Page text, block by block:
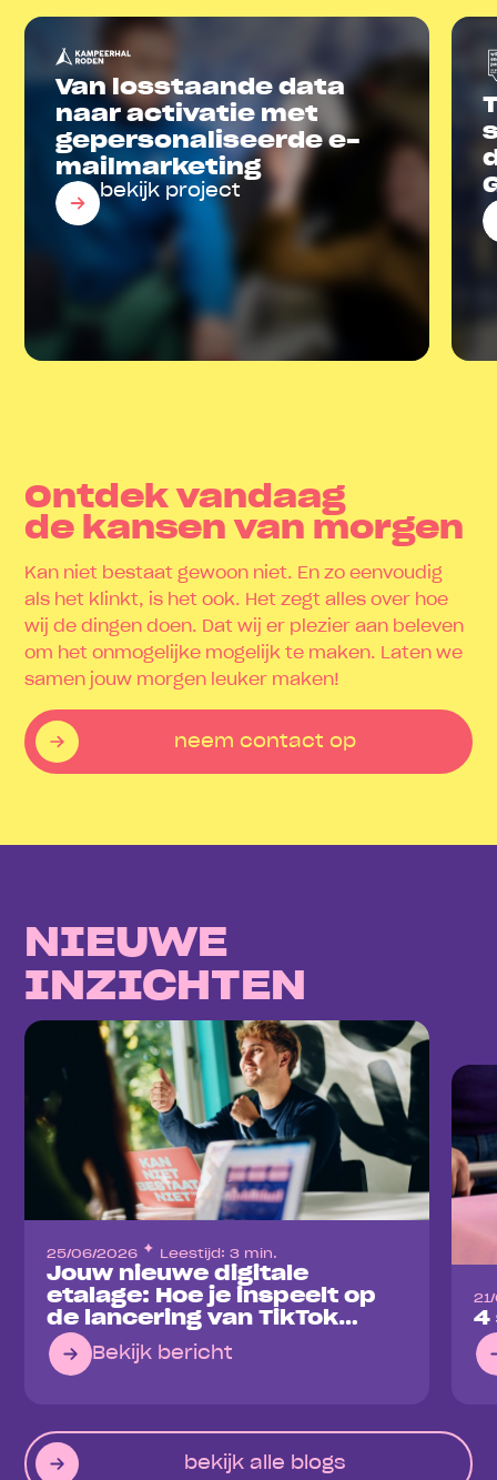
Van losstaande data
naar activatie met
gepersonali­seerde e-
mailmarketing
bekijk project
Ontdek vandaag
de kansen van morgen
Kan niet bestaat gewoon niet. En zo eenvoudig
als het klinkt, is het ook. Het zegt alles over hoe
wij de dingen doen. Dat wij er plezier aan beleven
om het onmogelijke mogelijk te maken. Laten we
samen jouw morgen leuker maken!
neem contact op
NIEUWE
INZICHTEN
25/06/2026 Leestijd: 3 min.
Jouw nieuwe digitale
etalage: Hoe je inspeelt op
de lancering van TikTok
Shop
Bekijk bericht
4
bekijk alle blogs